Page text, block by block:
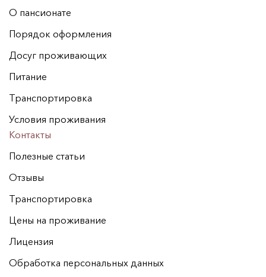
О пансионате
Порядок оформления
Досуг проживающих
Питание
Транспортировка
Условия проживания
Контакты
Полезные статьи
Отзывы
Транспортировка
Цены на проживание
Лицензия
Обработка персональных данных